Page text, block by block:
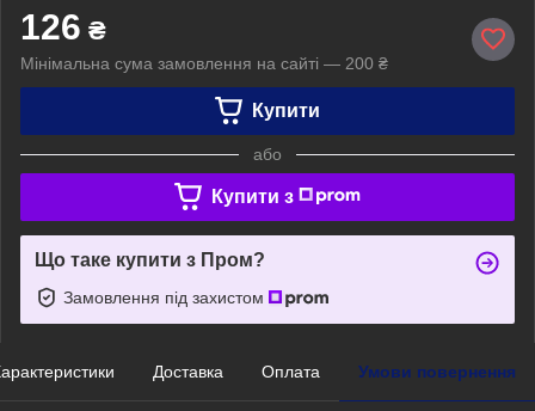
126 ₴
Мінімальна сума замовлення на сайті — 200 ₴
Купити
або
Купити з
Що таке купити з Пром?
Замовлення під захистом
Доставка Оплата Умови повернення